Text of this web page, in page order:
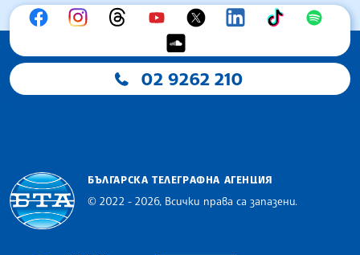
02 9262 210
БЪЛГАРСКА ТЕЛЕГРАФНА АГЕНЦИЯ
© 2022 - 2026, Всички права са запазени.